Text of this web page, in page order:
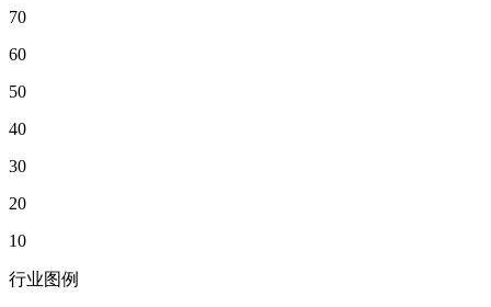
70
60
50
40
30
20
10
行业图例